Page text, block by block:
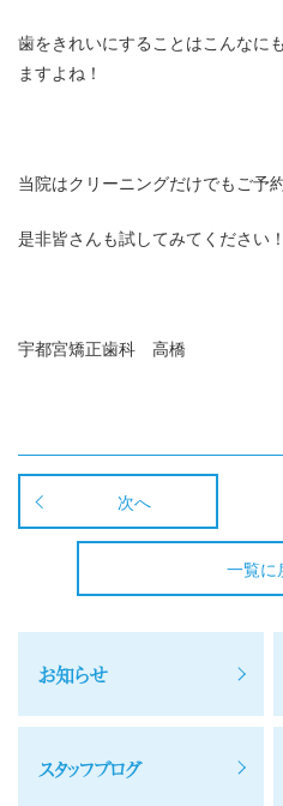
歯をきれいにすることはこんなに
ますよね！
当院はクリーニングだけでもご予
是非皆さんも試してみてください
宇都宮矯正歯科 高橋
次へ
一覧に
お知らせ
スタッフブログ